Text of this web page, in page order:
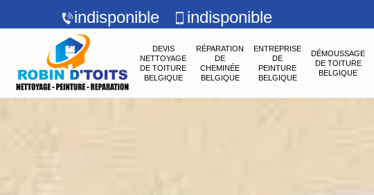
indisponible indisponible
DEVIS
NETTOYAGE
DE TOITURE
BELGIQUE
RÉPARATION
DE
CHEMINÉE
BELGIQUE
ENTREPRISE
DE
PEINTURE
BELGIQUE
DÉMOUSSAGE
DE TOITURE
BELGIQUE